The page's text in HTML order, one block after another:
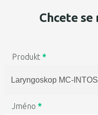
Chcete se
Produkt*
Jméno *